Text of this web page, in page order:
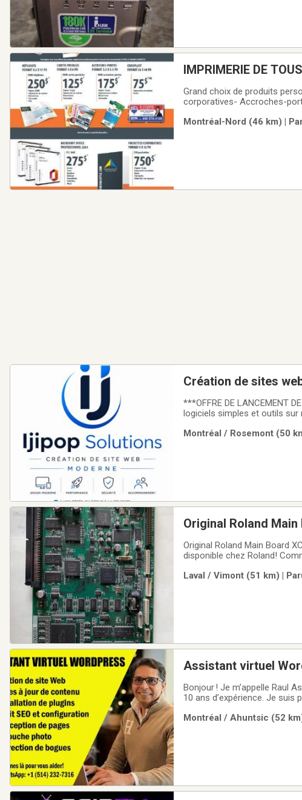
IMPRIMERIE DE
Grand choix de produits
corporatives- Accroches-
et coroplasts- Bannières de
Montréal-Nord (46 km) |
Création de sites
***OFFRE DE LANCEMENT
logiciels simples et outils sur
vous aider à créer une
Montréal / Rosemont (50
Original Roland
Original Roland Main Board
disponible chez Roland!
Laval / Vimont (51 km) |
Assistant virtuel
Bonjour ! Je m’appelle Raul
10 ans d’expérience. Je
ajustements spécifiques,
Montréal / Ahuntsic (52